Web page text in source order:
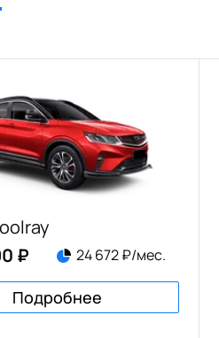
₽
24 672 ₽/мес.
Подробнее